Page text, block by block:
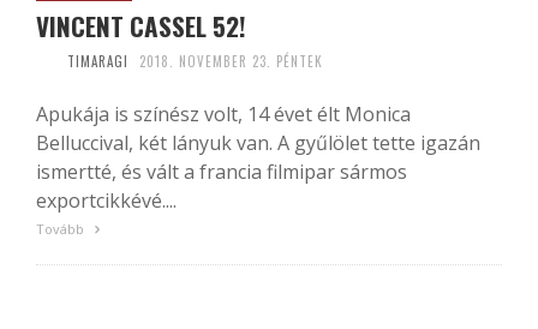
VINCENT CASSEL 52!
TIMARAGI 2018. NOVEMBER 23. PÉNTEK
Apukája is színész volt, 14 évet élt Monica
Belluccival, két lányuk van. A gyűlölet tette igazán
ismertté, és vált a francia filmipar sármos
exportcikkévé....
Tovább